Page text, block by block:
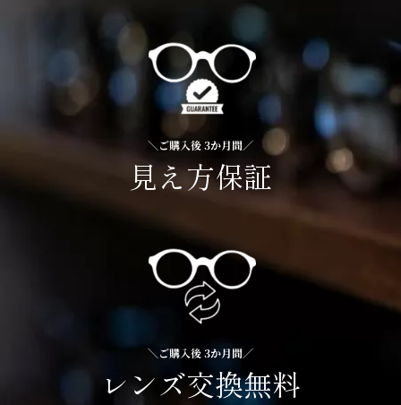
＼ご購入後 3か月間／
見え方保証
＼ご購入後 3か月間／
レンズ交換無料